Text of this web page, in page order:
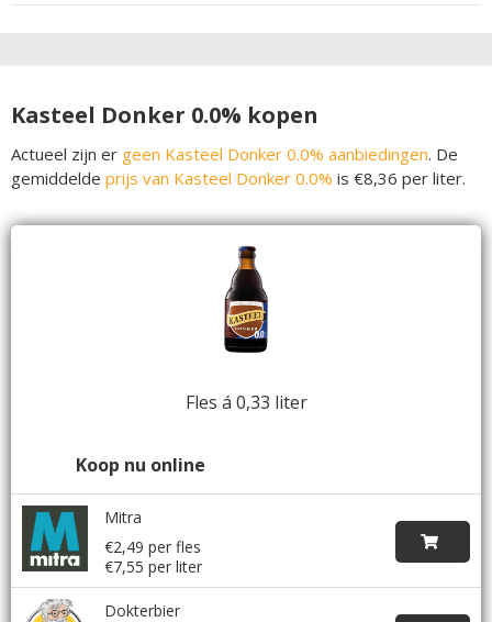
Kasteel Donker 0.0% kopen
Actueel zijn er geen Kasteel Donker 0.0% aanbiedingen. De
gemiddelde prijs van Kasteel Donker 0.0% is €8,36 per liter.
Fles á 0,33 liter
Koop nu online
Mitra
€2,49 per fles
€7,55 per liter
Dokterbier